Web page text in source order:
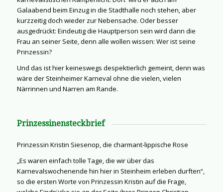
Galaabend beim Einzug in die Stadthalle noch stehen, aber
kurzzeitig doch wieder zur Nebensache. Oder besser
ausgedrückt: Eindeutig die Hauptperson sein wird dann die
Frau an seiner Seite, denn alle wollen wissen: Wer ist seine
Prinzessin?
Und das ist hier keineswegs despektierlich gemeint, denn was
wäre der Steinheimer Karneval ohne die vielen, vielen
Närrinnen und Narren am Rande.
Prinzessinensteckbrief
Prinzessin Kristin Siesenop, die charmant-lippische Rose
„Es waren einfach tolle Tage, die wir über das
Karnevalswochenende hin hier in Steinheim erleben durften“,
so die ersten Worte von Prinzessin Kristin auf die Frage,